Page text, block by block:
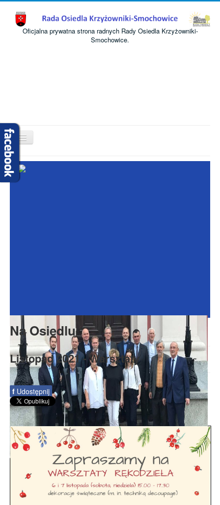
Oficjalna prywatna strona radnych Rady Osiedla Krzyżowniki-
Smochowice.
Przełącz
nawigację
Start
O nas
Rada Seniorów
Rada Osiedla - skład, regulamin
Na Osiedlu
Listopad 2021 - Warsztaty
f Udostępnij